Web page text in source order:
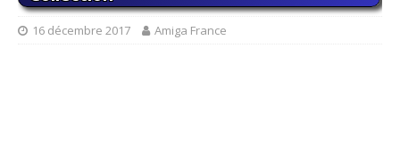
16 décembre 2017 Amiga France